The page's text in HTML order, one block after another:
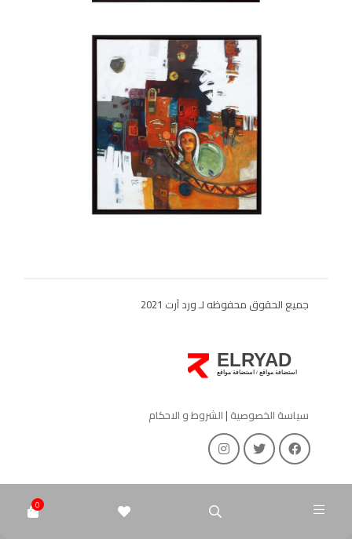
0
جميع الحقوق محفوظه لـ ورد آرت 2021
ELRYAD
استضافة مواقع / استضافة مواقع
سياسة الخصوصية | الشروط و الاحكام